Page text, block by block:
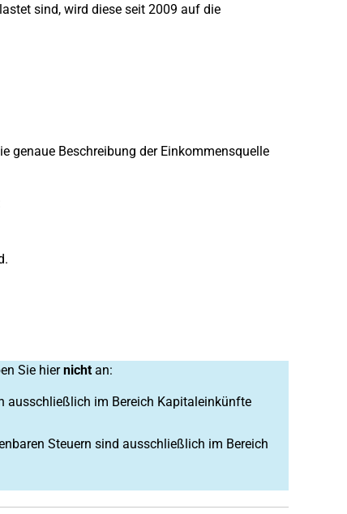
sind, wird diese seit 2009 auf die
genaue Beschreibung der Einkommensquelle
Sie hiernichtan:
ausschließlich im Bereich Kapitaleinkünfte
Steuern sind ausschließlich im Bereich